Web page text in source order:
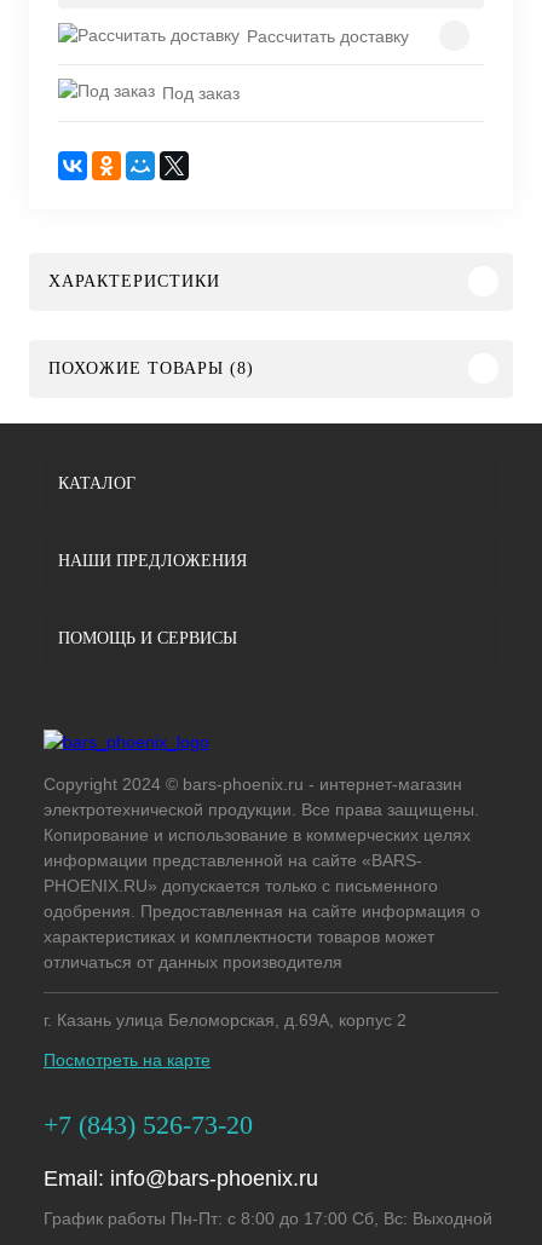
Рассчитать доставку
Под заказ
ХАРАКТЕРИСТИКИ
ПОХОЖИЕ ТОВАРЫ (8)
КАТАЛОГ
НАШИ ПРЕДЛОЖЕНИЯ
ПОМОЩЬ И СЕРВИСЫ
Copyright 2024 © bars-phoenix.ru - интернет-магазин
электротехнической продукции. Все права защищены.
Копирование и использование в коммерческих целях
информации представленной на сайте «BARS-
PHOENIX.RU» допускается только с письменного
одобрения. Предоставленная на сайте информация о
характеристиках и комплектности товаров может
отличаться от данных производителя
г. Казань улица Беломорская, д.69А, корпус 2
Посмотреть на карте
+7 (843) 526-73-20
Email: info@bars-phoenix.ru
График работы Пн-Пт: с 8:00 до 17:00 Сб, Вс: Выходной